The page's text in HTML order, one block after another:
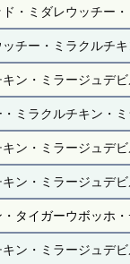
・ミダレウッチー
チー・ミラクルチ
ン・ミラージュデ
ミラクルチキン・
ン・ミラージュデ
ン・ミラージュデ
タイガーウボッホ
ン・ミラージュデ